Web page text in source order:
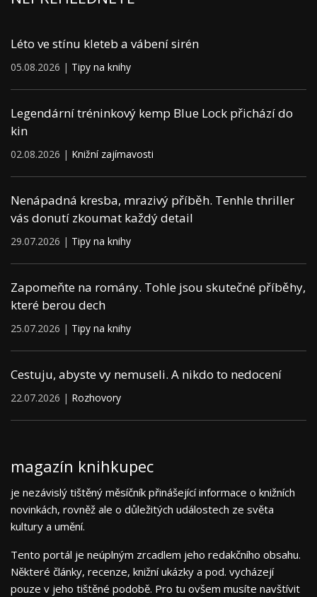
Léto ve stínu kleteb a vábení sirén
05.08.2026 | Tipy na knihy
Legendární tréninkový kemp Blue Lock přichází do
kin
02.08.2026 | Knižní zajímavosti
Nenápadná kresba, mrazivý příběh. Tenhle thriller
vás donutí zkoumat každý detail
29.07.2026 | Tipy na knihy
Zapomeňte na romány. Tohle jsou skutečné příběhy,
které berou dech
25.07.2026 | Tipy na knihy
Cestuju, abyste vy nemuseli. A nikdo to nedocení
22.07.2026 | Rozhovory
magazín knihkupec
je nezávislý tištěný měsíčník přinášející informace o knižních
novinkách, rovněž ale o důležitých událostech ze světa
kultury a umění.
Tento portál je neúplným zrcadlem jeho redakčního obsahu.
Některé články, recenze, knižní ukázky a pod. vycházejí
pouze v jeho tištěné podobě. Pro tu ovšem musíte navštívit